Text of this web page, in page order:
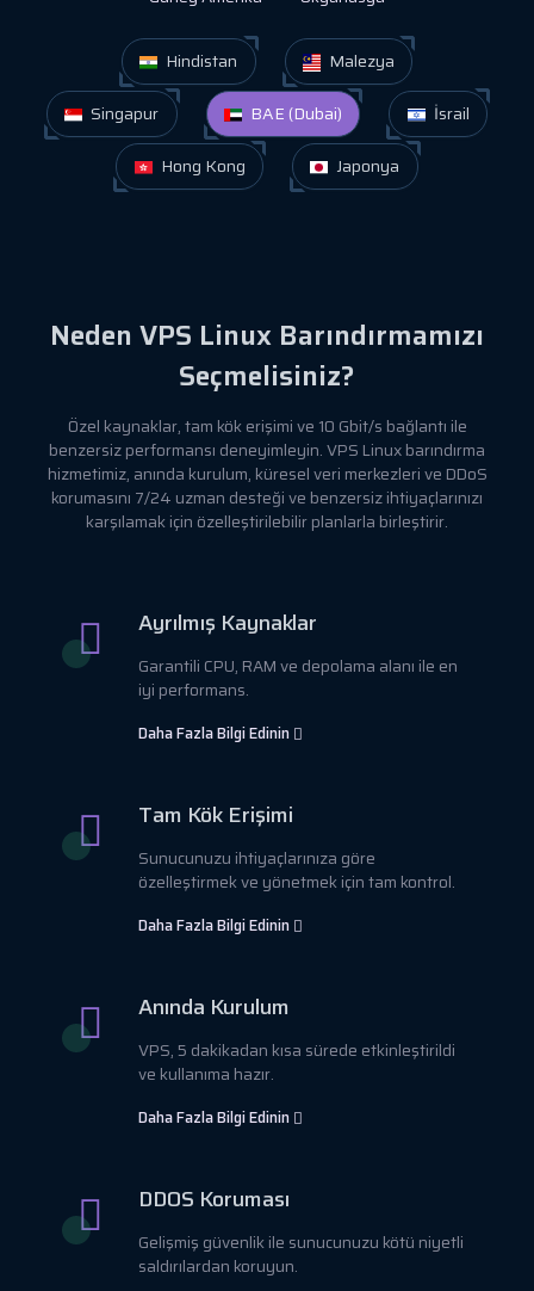
Hindistan
Malezya
Singapur
BAE (Dubai)
İsrail
Hong Kong
Japonya
Neden VPS Linux Barındırmamızı
Seçmelisiniz?
Özel kaynaklar, tam kök erişimi ve 10 Gbit/s bağlantı ile
benzersiz performansı deneyimleyin. VPS Linux barındırma
hizmetimiz, anında kurulum, küresel veri merkezleri ve DDoS
korumasını 7/24 uzman desteği ve benzersiz ihtiyaçlarınızı
karşılamak için özelleştirilebilir planlarla birleştirir.
Ayrılmış Kaynaklar
Garantili CPU, RAM ve depolama alanı ile en
iyi performans.
Daha Fazla Bilgi Edinin
Tam Kök Erişimi
Sunucunuzu ihtiyaçlarınıza göre
özelleştirmek ve yönetmek için tam kontrol.
Daha Fazla Bilgi Edinin
Anında Kurulum
VPS, 5 dakikadan kısa sürede etkinleştirildi
ve kullanıma hazır.
Daha Fazla Bilgi Edinin
DDOS Koruması
Gelişmiş güvenlik ile sunucunuzu kötü niyetli
saldırılardan koruyun.